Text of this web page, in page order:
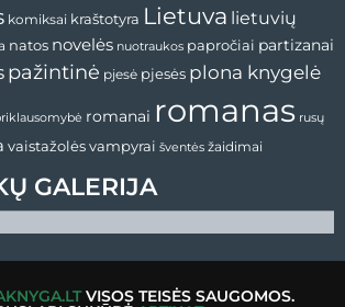
GALERIJA
komiksai kraštotyra Lietuva lietuvių
natos novelės nuotraukos papročiai partizanai
pažintinė pjesė pjesės plona knygelė
romanai romanas rusų
vaistažolėsvampyrai šventės žaidimai
VISOS TEISĖS SAUGOMOS.